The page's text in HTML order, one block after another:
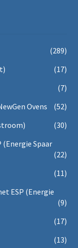
(289)
(17)
(7)
Ovens
(52)
(30)
(Energie Spaar
(22)
(11)
ESP (Energie
(9)
(17)
(13)